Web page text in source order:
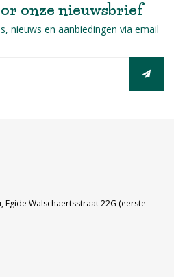
onze nieuwsbrief
nieuws en aanbiedingen via email
Egide Walschaertsstraat 22G (eerste